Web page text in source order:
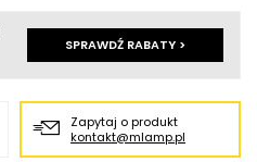
SPRAWDŹ RABATY >
Zapytaj o produkt
kontakt@mlamp.pl